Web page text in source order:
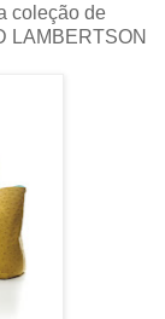
coleção de
LAMBERTSON